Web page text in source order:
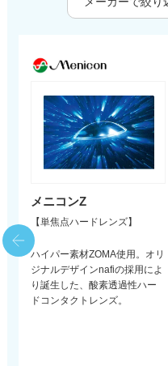
メニコンZ
【単焦点ハードレンズ】
ハイパー素材ZOMA使用。オリ
ジナルデザインnafiの採用によ
り誕生した、酸素透過性ハー
ドコンタクトレンズ。